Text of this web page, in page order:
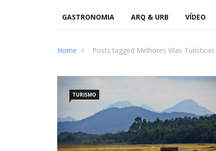
GASTRONOMIA ARQ & URB VÍDEO
Home Posts tagged Melhores Vilas Turísticas
TURISMO